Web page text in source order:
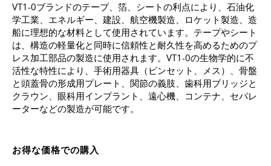
VT1-0ブランドのテープ、箔、シートの利点により、石油化
学工業、エネルギー、建設、航空機製造、ロケット製造、造
船に理想的な材料として使用されています。テープやシート
は、構造の軽量化と同時に信頼性と耐久性を高めるためのプ
レス加工部品の製造に使用されます。VT1-0の生物学的に不
活性な特性により、手術用器具（ピンセット、メス）、骨盤
と頭蓋骨の形成用プレート、関節の義肢、歯科用ブリッジと
クラウン、眼科用インプラント、遠心機、コンテナ、セパレ
ーターなどの製造が可能です。
お得な価格での購入